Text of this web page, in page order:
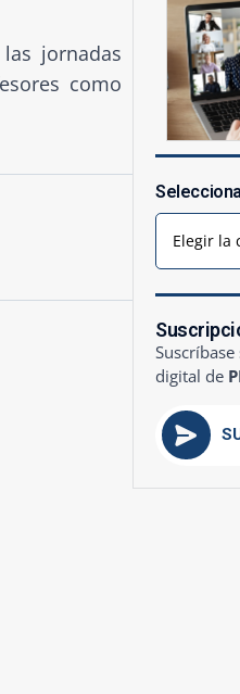
jornadas
como
Elegir la
digital de